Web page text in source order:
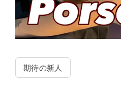
期待の新人